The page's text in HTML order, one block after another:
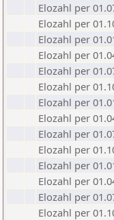
Elozahl per
Elozahl per
Elozahl per
Elozahl per
Elozahl per
Elozahl per
Elozahl per
Elozahl per
Elozahl per
Elozahl per
Elozahl per
Elozahl per
Elozahl per
Elozahl per